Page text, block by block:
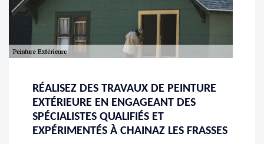
RÉALISEZ DES TRAVAUX DE PEINTURE
EXTÉRIEURE EN ENGAGEANT DES
SPÉCIALISTES QUALIFIÉS ET
EXPÉRIMENTÉS À CHAINAZ LES FRASSES